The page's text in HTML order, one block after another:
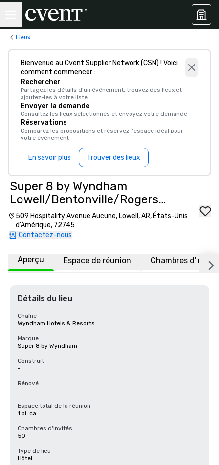
Lieux
Bienvenue au Cvent Supplier Network (CSN) ! Voici
comment commencer :
Rechercher
Partagez les détails d'un événement, trouvez des lieux et
ajoutez-les à votre liste.
Envoyer la demande
Consultez les lieux sélectionnés et envoyez votre demande
Réservations
Comparez les propositions et réservez l'espace idéal pour
votre événement
En savoir plus Trouver des lieux
Super 8 by Wyndham
Lowell/Bentonville/Rogers
Area
509 Hospitality Avenue Aucune, Lowell, AR, États-Unis
d'Amérique, 72745
Contactez-nous
Aperçu Espace de réunion Chambres
Détails du lieu
Chaîne
Wyndham Hotels & Resorts
Marque
Super 8 by Wyndham
Construit
-
Rénové
-
Espace total de la réunion
1 pi. ca.
Chambres d'invités
50
Type de lieu
Hôtel